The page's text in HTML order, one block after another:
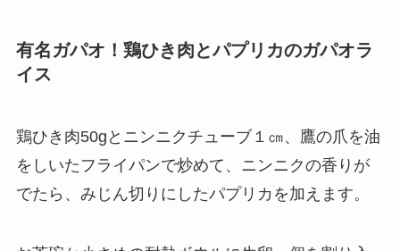
有名ガパオ！鶏ひき肉とパプリカのガパオラ
イス
鶏ひき肉50gとニンニクチューブ１㎝、鷹の爪を油
をしいたフライパンで炒めて、ニンニクの香りが
でたら、みじん切りにしたパプリカを加えます。